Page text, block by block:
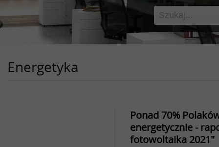
Energetyka
Ponad 70%
energetycznie -
fotowoltaika 2021"